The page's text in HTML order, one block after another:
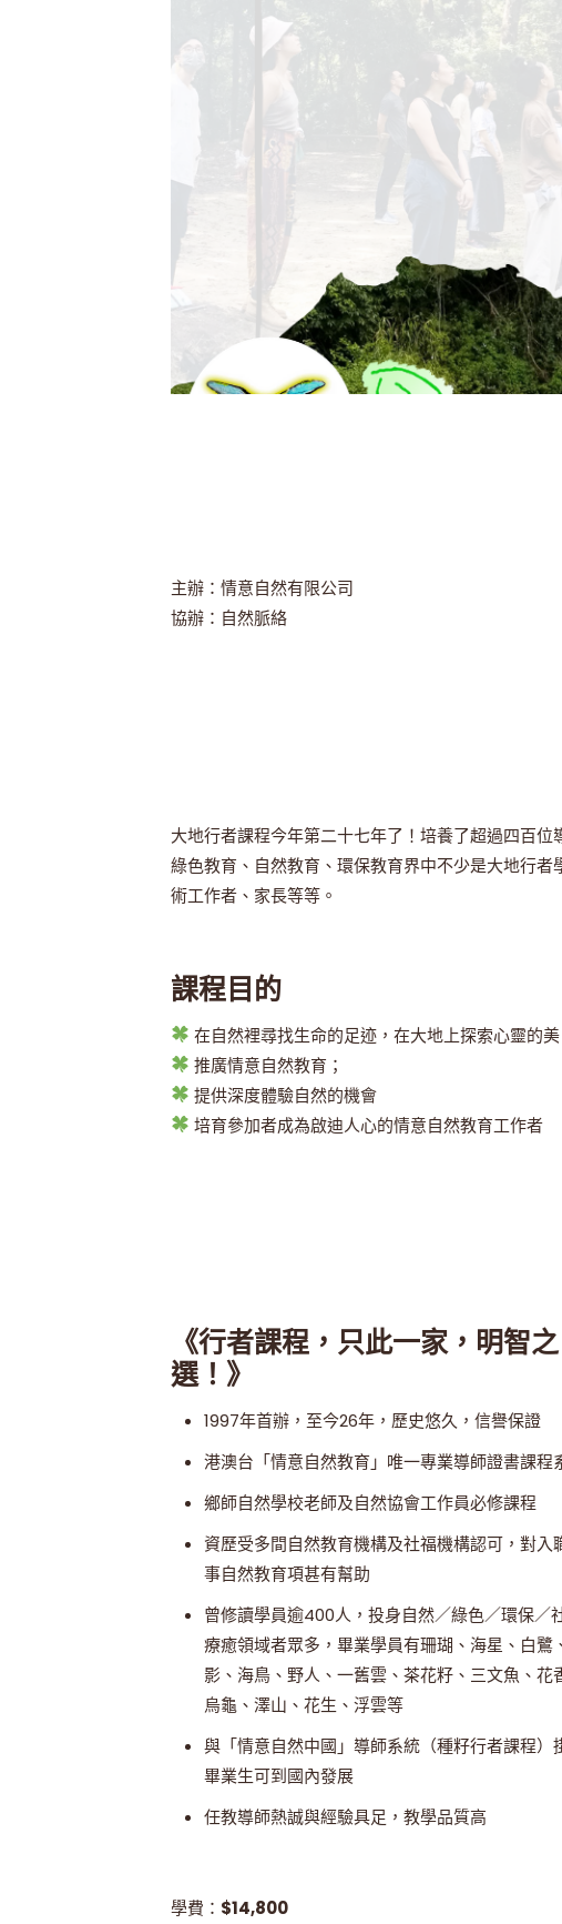
主辦：情意自然有限公司
協辦：自然脈絡
大地行者課程今年第二十七年了！培養了超過四百
綠色教育、自然教育、環保教育界中不少是大地行
術工作者、家長等等。
課程目的
在自然裡尋找生命的足迹，在大地上探索心靈的美
推廣情意自然教育；
提供深度體驗自然的機會
培育參加者成為啟迪人心的情意自然教育工作者
《行者課程，只此一家，明智之
選！》
1997年首辦，至今26年，歷史悠久，信譽保證
港澳台「情意自然教育」唯一專業導師證書課程
鄉師自然學校老師及自然協會工作員必修課程
資歷受多間自然教育機構及社福機構認可，對入
事自然教育項甚有幫助
曾修讀學員逾400人，投身自然／綠色／環保／
療癒領域者眾多，畢業學員有珊瑚、海星、白鷺
影、海鳥、野人、一舊雲、茶花籽、三文魚、花
烏龜、澤山、花生、浮雲等
與「情意自然中國」導師系統（種籽行者課程）
畢業生可到國內發展
任教導師熱誠與經驗具足，教學品質高
學費： $14,800